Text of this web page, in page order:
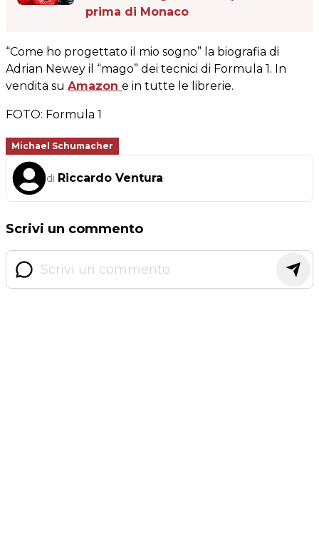
prima di Monaco
“Come ho progettato il mio sogno” la biografia di
Adrian Newey il “mago” dei tecnici di Formula 1. In
vendita su Amazon e in tutte le librerie.
FOTO: Formula 1
Michael Schumacher
di Riccardo Ventura
Scrivi un commento